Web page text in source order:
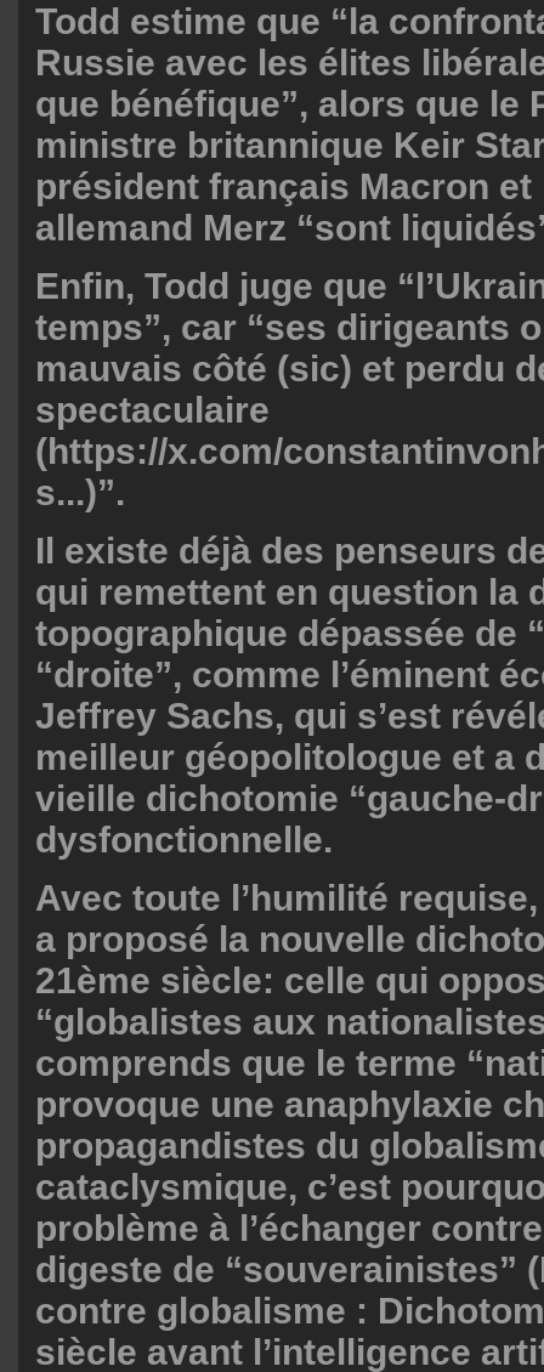
Todd estime que “la
Russie avec les élites
que bénéfique”, alors que le
ministre britannique Keir
président français Macron
allemand Merz “sont
Enfin, Todd juge que
temps”, car “ses dirigeants
mauvais côté (sic) et perdu
spectaculaire
(https://x.com/
s...)”.
Il existe déjà des penseurs
qui remettent en question la
topographique dépassée de
“droite”, comme l’éminent
Jeffrey Sachs, qui s’est
meilleur géopolitologue et a
vieille dichotomie “gauche-
dysfonctionnelle.
Avec toute l’humilité
a proposé la nouvelle
21ème siècle: celle qui
“globalistes aux
comprends que le terme
provoque une anaphylaxie
propagandistes du
cataclysmique, c’est
problème à l’échanger
digeste de “souverainistes”
contre globalisme :
siècle avant l’intelligence